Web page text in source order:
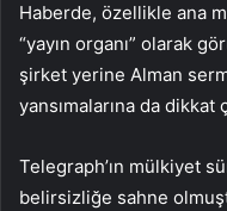
Haberde, özellikle ana
“yayın organı” olarak
şirket yerine Alman
yansımalarına da dikkat
Telegraph’ın mülkiyet
belirsizliğe sahne